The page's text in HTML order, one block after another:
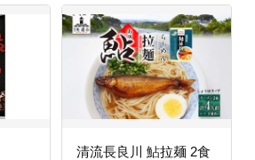
清流長良川 鮎拉麺 2食